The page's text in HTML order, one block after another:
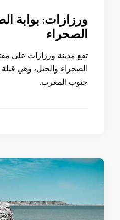
ورزازات: بوابة
الصحراء
تقع مدينة ورزازات على
الصحراء والجبل، وهي
جنوب المغرب.